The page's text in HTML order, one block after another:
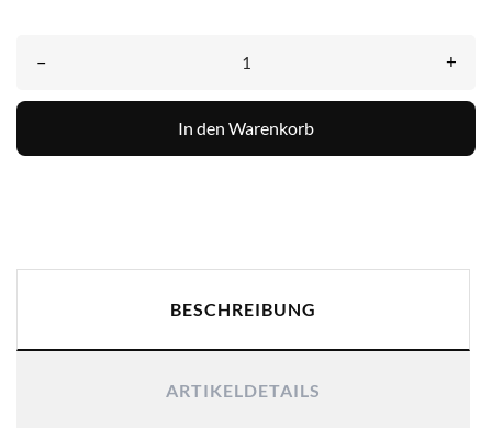
– +
In den Warenkorb
BESCHREIBUNG
ARTIKELDETAILS